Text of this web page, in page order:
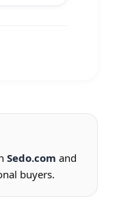
Sedo.com and
buyers.